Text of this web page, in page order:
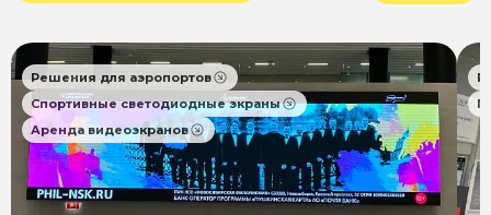
Решения для аэропортов
Спортивные светодиодные экраны
Аренда видеоэкранов